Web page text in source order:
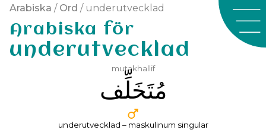
Arabiska / Ord / underutvecklad
Arabiska för
underutvecklad
mutakhallif
ﻣُﺘَﺨَﻠِّﻒ
underutvecklad – maskulinum singular